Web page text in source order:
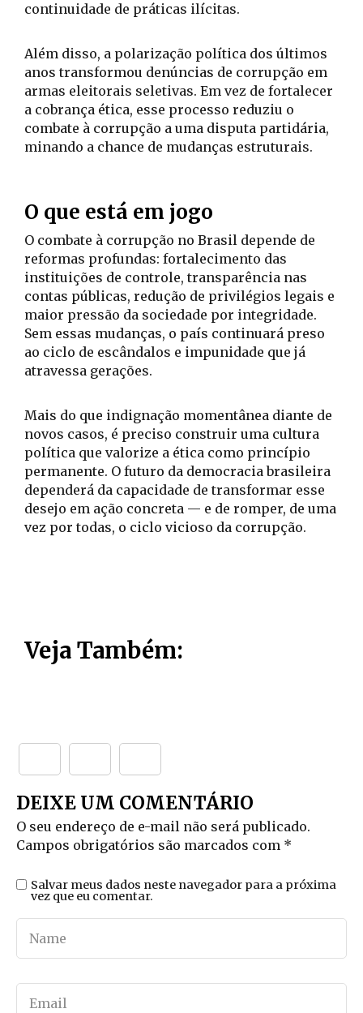
continuidade de práticas ilícitas.
Além disso, a polarização política dos últimos
anos transformou denúncias de corrupção em
armas eleitorais seletivas. Em vez de fortalecer
a cobrança ética, esse processo reduziu o
combate à corrupção a uma disputa partidária,
minando a chance de mudanças estruturais.
O que está em jogo
O combate à corrupção no Brasil depende de
reformas profundas: fortalecimento das
instituições de controle, transparência nas
contas públicas, redução de privilégios legais e
maior pressão da sociedade por integridade.
Sem essas mudanças, o país continuará preso
ao ciclo de escândalos e impunidade que já
atravessa gerações.
Mais do que indignação momentânea diante de
novos casos, é preciso construir uma cultura
política que valorize a ética como princípio
permanente. O futuro da democracia brasileira
dependerá da capacidade de transformar esse
desejo em ação concreta — e de romper, de uma
vez por todas, o ciclo vicioso da corrupção.
Veja Também:
DEIXE UM COMENTÁRIO
O seu endereço de e-mail não será publicado.
Campos obrigatórios são marcados com *
Salvar meus dados neste navegador para a próxima
vez que eu comentar.